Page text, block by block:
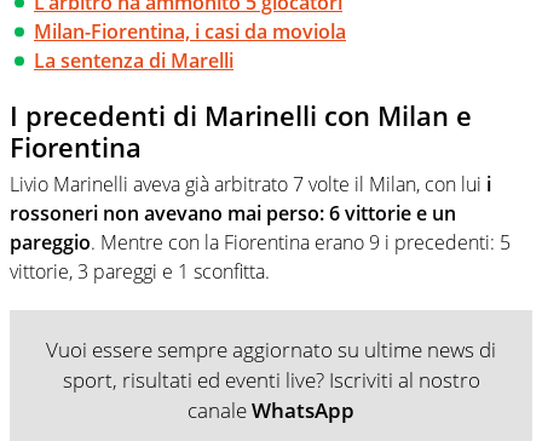
Milan-Fiorentina, i casi da moviola
La sentenza di Marelli
I precedenti di Marinelli con Milan e
Fiorentina
Livio Marinelli aveva già arbitrato 7 volte il Milan, con lui i
rossoneri non avevano mai perso: 6 vittorie e un
pareggio. Mentre con la Fiorentina erano 9 i precedenti: 5
vittorie, 3 pareggi e 1 sconfitta.
Vuoi essere sempre aggiornato su ultime news di
sport, risultati ed eventi live? Iscriviti al nostro
canaleWhatsApp